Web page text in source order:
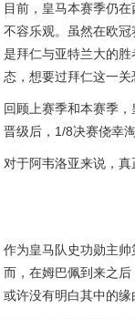
目前，皇马本赛季仍
不容乐观。虽然在欧
是拜仁与亚特兰大的
态，想要过拜仁这一关
回顾上赛季和本赛季
晋级后，1/8决赛侥幸
对于阿韦洛亚来说，
作为皇马队史功勋主
而，在姆巴佩到来之
或许没有明白其中的缘